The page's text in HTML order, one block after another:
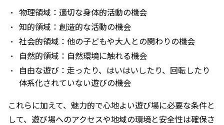
物理領域：適切な身体的活動の機会
知的領域：創造的な活動の機会
社会的領域：他の子どもや大人との関わりの機会
自然的領域：自然環境に触れる機会
自由な遊び：走ったり、はいはいしたり、回転したり
体系化されていない遊びの機会
これらに加えて、魅力的で心地よい遊び場に必要な条件と
して、遊び場へのアクセスや地域の環境と安全性は確保さ